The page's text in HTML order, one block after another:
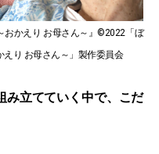
おかえり お母さん～』©2022「ぼ
り お母さん～」製作委員会
み立てていく中で、こだ